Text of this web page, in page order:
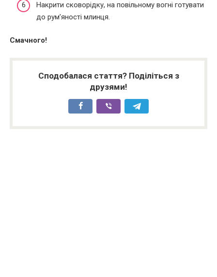
Накрити сковорідку, на повільному вогні готувати
до рум’яності млинця.
Смачного!
Сподобалася стаття? Поділіться з
друзями!